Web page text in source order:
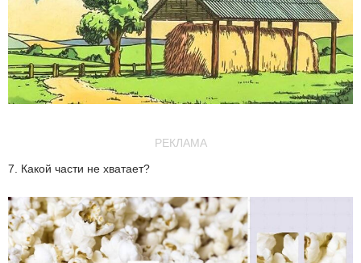
РЕКЛАМА
7. Какой части не хватает?